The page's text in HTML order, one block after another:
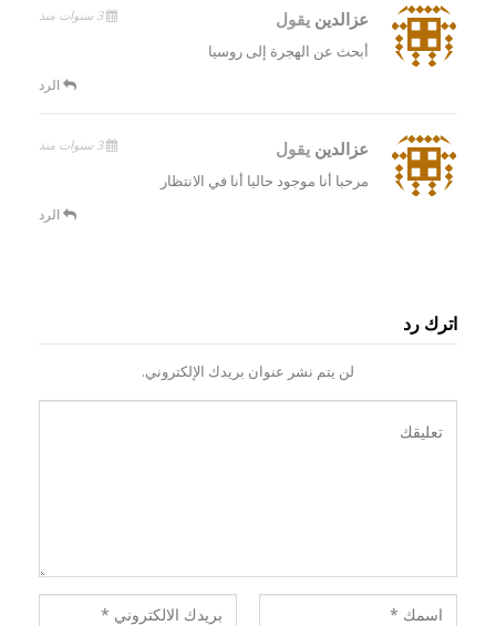
عزالدين يقول 3 سنوات منذ
أبحث عن الهجرة إلى روسيا
الرد
عزالدين يقول 3 سنوات منذ
مرحبا أنا موجود حاليا أنا في الانتظار
الرد
اترك رد
لن يتم نشر عنوان بريدك الإلكتروني.